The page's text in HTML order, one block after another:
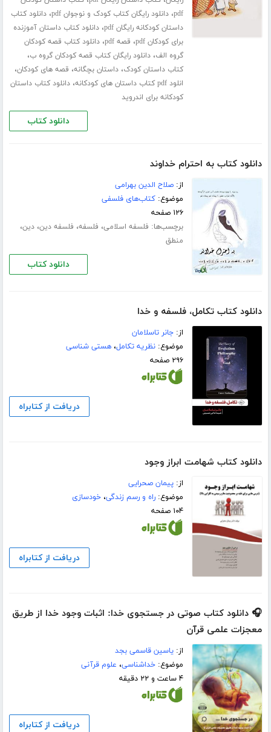
pdf،دانلود رایگان کتاب کودک و نوجوان pdf ،دانلود کتاب
داستان کودکانه رایگان pdf
،دانلود کتاب داستان آموزنده
برای کودکان pdf
، قصه pdf ،دانلود کتاب قصه کودکان
گروه الف،دانلود رایگان کتاب قصه کودکان گروه ب،
کتاب داستان کودک،داستان بچگانه، قصه های کودکان،
انلود pdf کتاب داستان های کودکانه ،دانلود کتاب داستان
کودکانه برای اندروید
دانلود کتاب
دانلود کتاب به احترام خداوند
از:صلاح الدین بهرامی
موضوع:کتاب‌های فلسفی
۱۲۶ صفحه
برچسب‌ها: فلسفه اسلامی، فلسفه، فلسفه دین،دین،
منطق
دانلود کتاب
دانلود کتاب تکامل، فلسفه و خدا
از:جانر تاسلامان
موضوع:نظریه تکامل،هستی شناسی
۲۹۶ صفحه
دریافت از کتابراه
دانلود کتاب شهامت ابراز وجود
از:پیمان صحرایی
موضوع:راه و رسم زندگی،خودسازی
۱۰۴ صفحه
دریافت از کتابراه
🎧 دانلود کتاب صوتی در جستجوی خدا: اثبات وجود خدا از طریق
معجزات علمی قرآن
از:یاسین قاسمی بجد
موضوع:خداشناسی، علوم قرآنی
۴ ساعت و ۲۲ دقیقه
دریافت از کتابراه